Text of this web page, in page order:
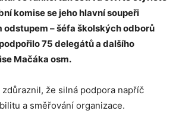
komise se jeho hlavní soupeři
– šéfa školských odborů
75 delegátů a dalšího
Mačáka osm.
že silná podpora napříč
a směřování organizace.